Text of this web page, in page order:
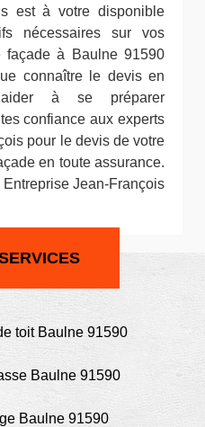
est à votre disponible
nécessaires sur vos
façade à Baulne 91590
connaître le devis en
à se préparer
confiance aux experts
pour le devis de votre
en toute assurance.
Jean-François
toit Baulne 91590
Baulne 91590
Baulne 91590